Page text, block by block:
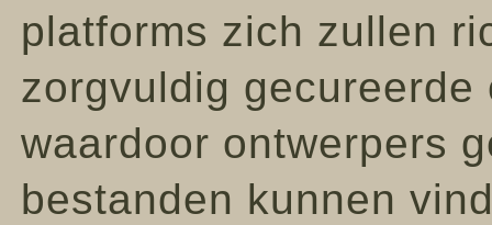
platforms zich zullen
zorgvuldig gecureerde
waardoor ontwerpers
bestanden kunnen